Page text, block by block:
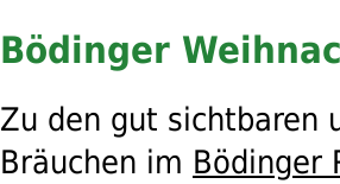
Bödinger
Zu den gut sichtbaren
Bräuchen im Bödinger